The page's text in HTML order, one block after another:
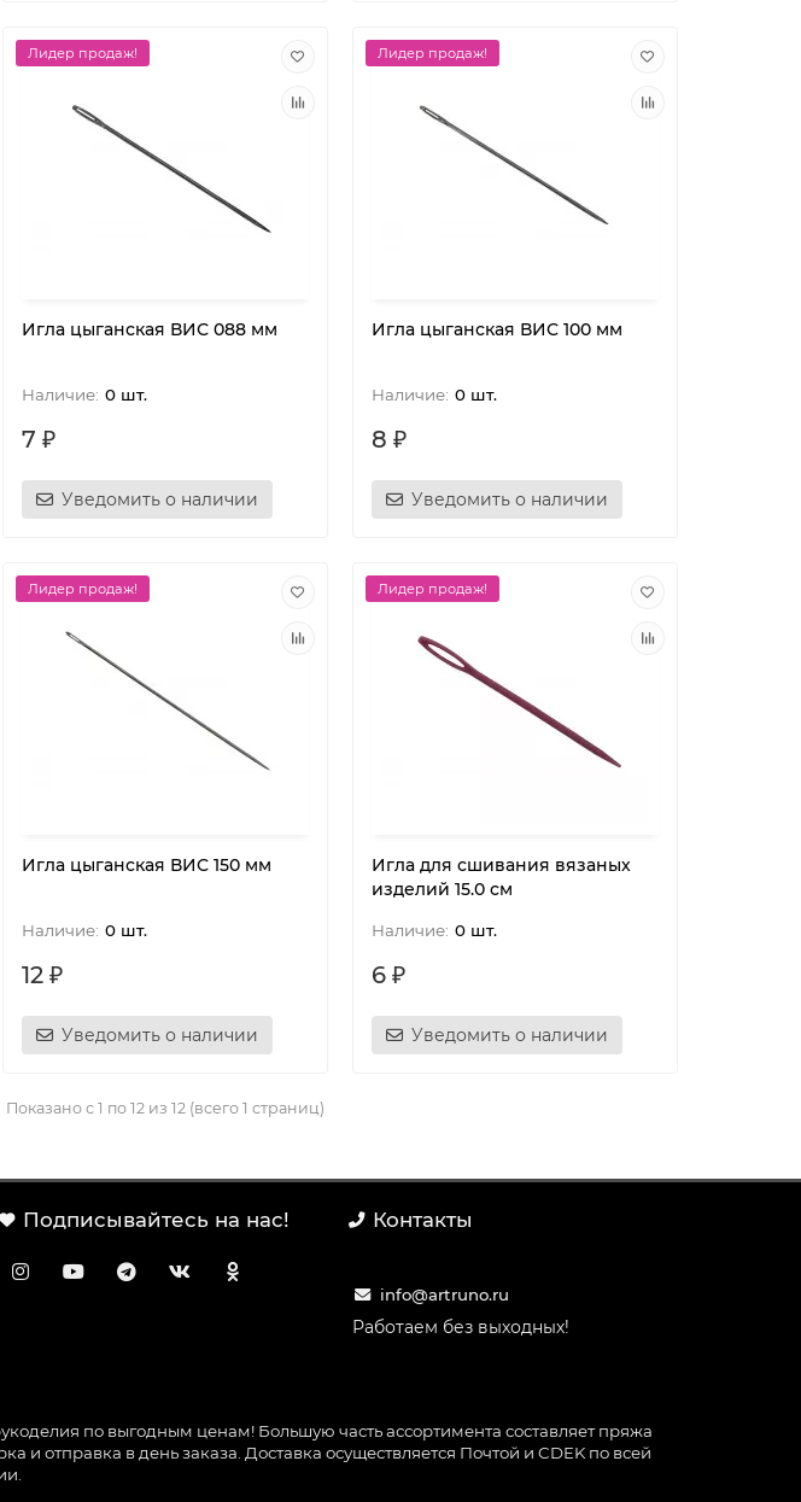
Лидер продаж!
Игла цыганская ВИС 088 мм
0 шт.
7 ₽
Уведомить о наличии
Лидер продаж!
Игла цыганская ВИС 100 мм
0 шт.
8 ₽
Уведомить о наличии
Лидер продаж!
Игла цыганская ВИС 150 мм
0 шт.
12 ₽
Уведомить о наличии
Лидер продаж!
Игла для сшивания вязаных
изделий 15.0 см
0 шт.
6 ₽
Уведомить о наличии
Показано с 1 по 12 из 12 (всего 1 страниц)
Подписывайтесь на нас! Контакты
info@artruno.ru
Работаем без выходных!
по выгодным ценам! Большую часть ассортимента составляет пряжа
и отправка в день заказа. Доставка осуществляется Почтой и CDEK по всей